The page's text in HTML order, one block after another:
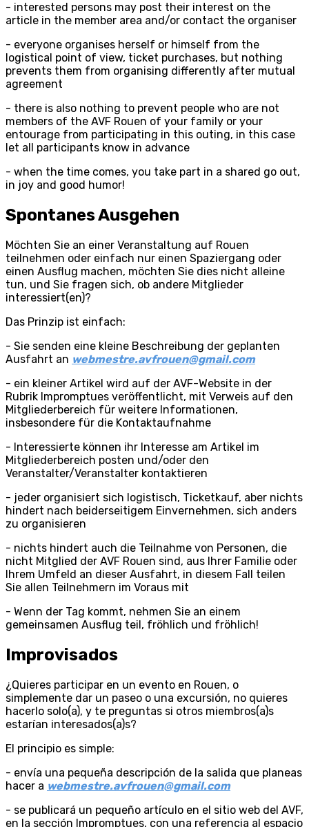
- interested persons may post their interest on the
article in the member area and/or contact the organiser
- everyone organises herself or himself from the
logistical point of view, ticket purchases, but nothing
prevents them from organising differently after mutual
agreement
- there is also nothing to prevent people who are not
members of the AVF Rouen of your family or your
entourage from participating in this outing, in this case
let all participants know in advance
- when the time comes, you take part in a shared go out,
in joy and good humor!
Spontanes Ausgehen
Möchten Sie an einer Veranstaltung auf Rouen
teilnehmen oder einfach nur einen Spaziergang oder
einen Ausflug machen, möchten Sie dies nicht alleine
tun, und Sie fragen sich, ob andere Mitglieder
interessiert(en)?
Das Prinzip ist einfach:
- Sie senden eine kleine Beschreibung der geplanten
Ausfahrt an webmestre.avfrouen@gmail.com
- ein kleiner Artikel wird auf der AVF-Website in der
Rubrik Impromptues veröffentlicht, mit Verweis auf den
Mitgliederbereich für weitere Informationen,
insbesondere für die Kontaktaufnahme
- Interessierte können ihr Interesse am Artikel im
Mitgliederbereich posten und/oder den
Veranstalter/Veranstalter kontaktieren
- jeder organisiert sich logistisch, Ticketkauf, aber nichts
hindert nach beiderseitigem Einvernehmen, sich anders
zu organisieren
- nichts hindert auch die Teilnahme von Personen, die
nicht Mitglied der AVF Rouen sind, aus Ihrer Familie oder
Ihrem Umfeld an dieser Ausfahrt, in diesem Fall teilen
Sie allen Teilnehmern im Voraus mit
- Wenn der Tag kommt, nehmen Sie an einem
gemeinsamen Ausflug teil, fröhlich und fröhlich!
Improvisados
¿Quieres participar en un evento en Rouen, o
simplemente dar un paseo o una excursión, no quieres
hacerlo solo(a), y te preguntas si otros miembros(a)s
estarían interesados(a)s?
El principio es simple:
- envía una pequeña descripción de la salida que planeas
hacer a webmestre.avfrouen@gmail.com
- se publicará un pequeño artículo en el sitio web del AVF,
en la sección Impromptues, con una referencia al espacio